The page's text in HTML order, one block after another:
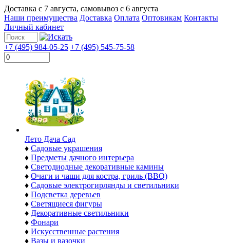
Доставка с 7 августа, самовывоз с 6 августа
Наши преимущества Доставка Оплата Оптовикам Контакты
Личный кабинет
+7 (495) 984-05-25 +7 (495) 545-75-58
Лето Дача Сад
♦ Садовые украшения
♦ Предметы дачного интерьера
♦ Светодиодные декоративные камины
♦ Очаги и чаши для костра, гриль (BBQ)
♦ Садовые электрогирлянды и светильники
♦ Подсветка деревьев
♦ Светящиеся фигуры
♦ Декоративные светильники
♦ Фонари
♦ Искусственные растения
♦ Вазы и вазочки